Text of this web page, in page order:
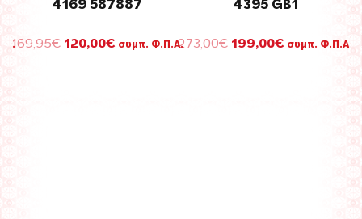
4169 587887
169,95€ Original
120,00€ Η
συμπ. Φ.Π.Α.
4395 GB1
273,00€ Original
199,00€ Η
συμπ. Φ.Π.Α.